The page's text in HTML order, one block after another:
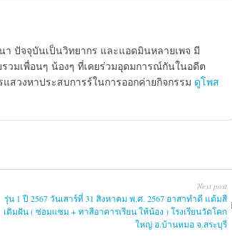
ปัจจุบันเป็นวิทยากร และแอดมินหลายเพจ มี
วมเพื่อนๆ น้องๆ ที่เคยร่วมอุดมการณ์กันในอดีต
สวงหาประสบการร์ในการออกค่ายกิจกรรม ดูโพส
Next post
รุ่น 1 ปี 2567 วันเสาร์ที่ 31 สิงหาคม พ.ศ. 2567 อาสาทำดี แต้มสี
เติมฝัน ( ซ่อมแซม + ทาสีอาคารเรียน ให้น้อง ) โรงเรียนวัดโคก
ใหญ่ อ.บ้านหมอ จ.สระบุรี